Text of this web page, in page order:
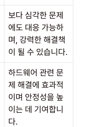
보다 심각한 문제
에도 대응 가능하
며, 강력한 해결책
이 될 수 있습니다.
하드웨어 관련 문
제 해결에 효과적
이며 안정성을 높
이는 데 기여합니
다.